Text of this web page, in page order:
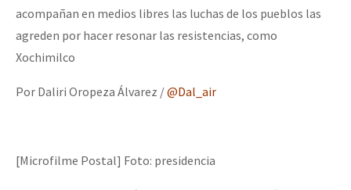
acompañan en medios libres las luchas de los pueblos las
agreden por hacer resonar las resistencias, como
Xochimilco
Por Daliri Oropeza Álvarez /@Dal_air
[Microfilme Postal] Foto: presidencia